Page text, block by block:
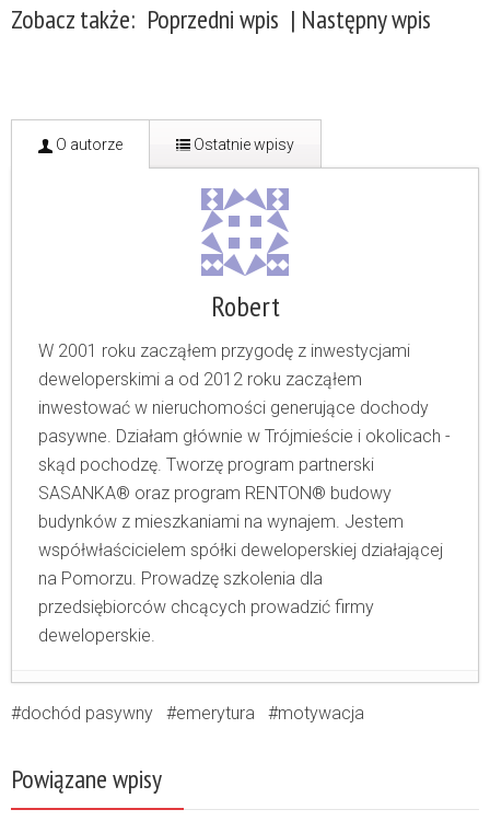
Zobacz także: Poprzedni wpis | Następny wpis
O autorze Ostatnie wpisy
Robert
W 2001 roku zacząłem przygodę z inwestycjami
deweloperskimi a od 2012 roku zacząłem
inwestować w nieruchomości generujące dochody
pasywne. Działam głównie w Trójmieście i okolicach -
skąd pochodzę. Tworzę program partnerski
SASANKA® oraz program RENTON® budowy
budynków z mieszkaniami na wynajem. Jestem
współwłaścicielem spółki deweloperskiej działającej
na Pomorzu. Prowadzę szkolenia dla
przedsiębiorców chcących prowadzić firmy
deweloperskie.
Kto będzie właścicielem mieszkań na
projekt medyczny zamiast klasycznego
dochód pasywny emerytura motywacja
Powiązane wpisy